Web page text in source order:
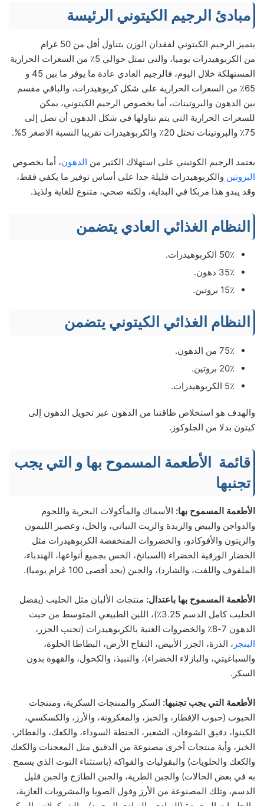
مبادئ الرجيم الكيتوني الرئيسة
يتميز الرجيم الكيتوني لفقدان الوزن بتناول أقل من 50 غرام
من الكربوهيدرات يوميا، والتي تمثل حوالي 5٪ من السعرات الحرارية
المستهلكة خلال اليوم، فالرجيم العادي عادة ما يوفر ما بين 45 و
65٪ من السعرات الحرارية على شكل كربوهيدرات، والباقي مقسم
بين الدهون والبروتينات، أما بخصوص الرجيم الكيتوني، يمكن
للسعرات الحرارية التي يتم تناولها في شكل الدهون أن تصل إلى
75٪ والبروتينات تحتل 20٪ والكربوهيدرات تقريبا النسبة الاصغر 5%.
يعتمد الرجيم الكوتيني على استهلاك الكثير من الدهون، أما بخصوص
البروتين والكربوهيدرات قليلة جدا على أساس توفير ما يكفي فقط،
وقد يبدو هذا مربكا في البداية، ولكنه صحي، متنوع للغاية ولذيذ.
النظام الغذائي العادي يتضمن
50٪ الكربوهيدرات.
35٪ دهون.
15٪ بروتين.
النظام الغذائي الكيتوني يتضمن
75٪ من الدهون.
20٪ بروتين.
5٪ الكربوهيدرات.
والهدف هو استخلاص طاقتنا من الدهون عبر تحويل الدهون إلى
كيتون بدلا من الجلوكوز.
قائمة الأطعمة المسموح بها و التي يجب
تجنبها
الأطعمة المسموح بها: الأسماك والمأكولات البحرية واللحوم
والدواجن والبيض والزبدة والزيت النباتي، والخل، وعصير الليمون
والزيتون والأفوكادو، والخضروات المنخفضة الكربوهيدرات مثل
الخضار الورقية الخضراء (السبانخ، الخس بجميع أنواعها، الهندباء،
الملفوف واللفت، والشارد)، والجبن (بحد أقصى 100 غرام يوميا).
الأطعمة المسموح بها باعتدال: منتجات الألبان مثل الحليب (يفضل
الحليب كامل الدسم 3.25٪)، اللبن الطبيعي المتوسط من حيث
الدهون 7-8٪ والخضروات الغنية بالكربوهيدرات (تجنب الجزر،
البنجر ، الذرة، الجزر الأبيض، التفاح الأرض، البطاطا الحلوة،
والسباغيتي، والبازلاء الخضراء)، والنبيذ، والكحول، والقهوة بدون
السكر.
الأطعمة التي يجب تجنبها: السكر والمنتجات السكرية، ومنتجات
الحبوب (حبوب الإفطار، والخبز، والمعكرونة، والأرز، والكسكسي،
الكينوا، دقيق الشوفان، الشعير، الحنطة السوداء، والكعك، والفطائر،
الخبز، وأية منتجات أخرى مصنوعة من الدقيق مثل المعجنات والكعك
والكعك والحلويات) والبقوليات والفواكه (باستثناء التوت الذي يسمح
به في بعض الحالات) والجبن الطرية، والجبن الطازج والجبن قليل
الدسم، وتلك المصنوعة من الأرز وفول الصويا والمشروبات الغازية،